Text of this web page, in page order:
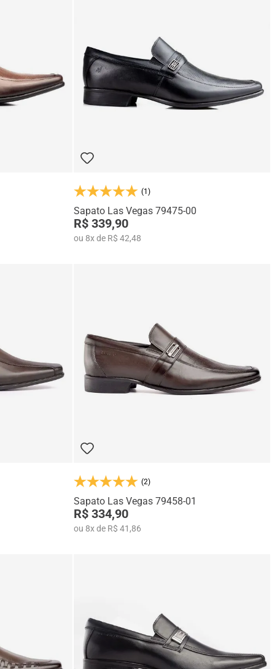
(1)
Sapato Las Vegas 79475-00
R$ 339,90
ou 8xde R$ 42,48
(2)
Sapato Las Vegas 79458-01
R$ 334,90
ou 8xde R$ 41,86